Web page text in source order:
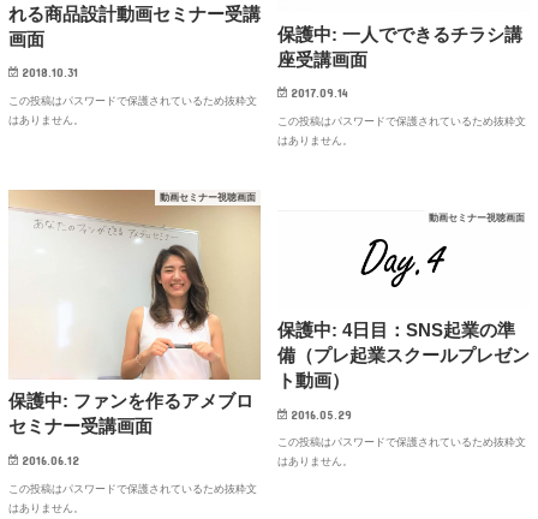
れる商品設計動画セミナー受講
画面
2018.10.31
この投稿はパスワードで保護されているため抜粋文
はありません。
保護中: 一人でできるチラシ講
座受講画面
2017.09.14
この投稿はパスワードで保護されているため抜粋文
はありません。
動画セミナー視聴画面
保護中: ファンを作るアメブロ
セミナー受講画面
2016.06.12
この投稿はパスワードで保護されているため抜粋文
はありません。
動画セミナー視聴画面
保護中: 4日目：SNS起業の準
備（プレ起業スクールプレゼン
ト動画）
2016.05.29
この投稿はパスワードで保護されているため抜粋文
はありません。